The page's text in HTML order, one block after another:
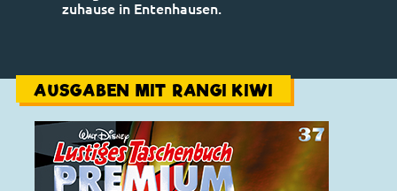
zuhause in Entenhausen.
AUSGABEN MIT RANGI KIWI